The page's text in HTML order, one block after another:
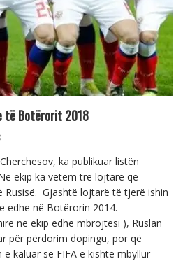
të Botërorit 2018
ka publikuar listën
ekip ka vetëm tre lojtarë që
Rusisë. Gjashtë lojtarë të tjerë ishin
edhe në Botërorin 2014.
në ekip edhe mbrojtësi ), Ruslan
për përdorim dopingu, por që
kaluar se FIFA e kishte mbyllur